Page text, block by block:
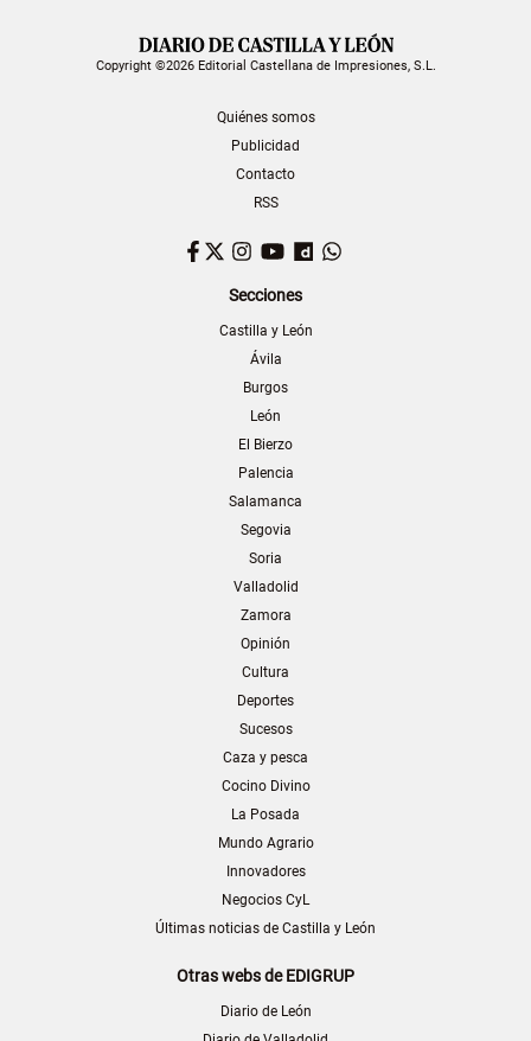
Copyright ©2026 Editorial Castellana de Impresiones, S.L.
Quiénes somos
Publicidad
Contacto
RSS
Facebook
TwitterInstagram
YouTubeDailymotion
Secciones
Castilla y León
Ávila
Burgos
León
El Bierzo
Palencia
Salamanca
Segovia
Soria
Valladolid
Zamora
Opinión
Cultura
Deportes
Sucesos
Caza y pesca
Cocino Divino
La Posada
Mundo Agrario
Innovadores
Negocios CyL
Últimas noticias de Castilla y León
Otras webs de EDIGRUP
Diario de León